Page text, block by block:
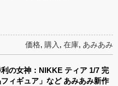
価格, 購入 , 在庫, あみあみ
利の女神：NIKKE ティア 1/7 完
ィギュア」など あみあみ新作